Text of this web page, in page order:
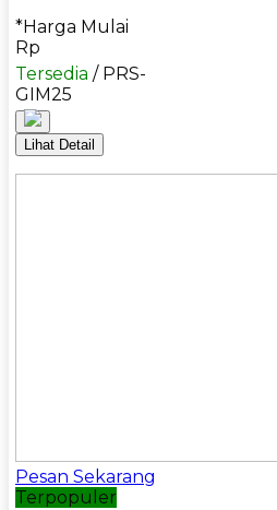
*Harga Mulai
Rp
Tersedia / PRS-
GIM25
Lihat Detail
Pesan Sekarang
Terpopuler